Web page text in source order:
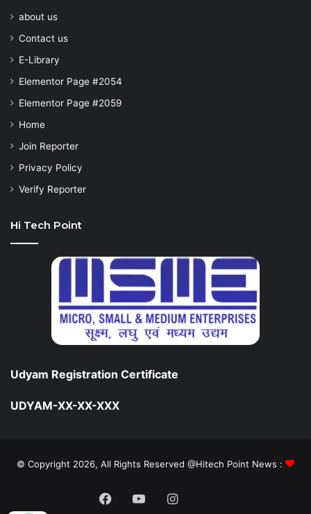
about us
Contact us
E-Library
Elementor Page #2054
Elementor Page #2059
Home
Join Reporter
Privacy Policy
Verify Reporter
Hi Tech Point
Udyam Registration Certificate
UDYAM-XX-XX-XXX
© Copyright 2026, All Rights Reserved @Hitech Point News :
Facebook
YouTubeInstagram